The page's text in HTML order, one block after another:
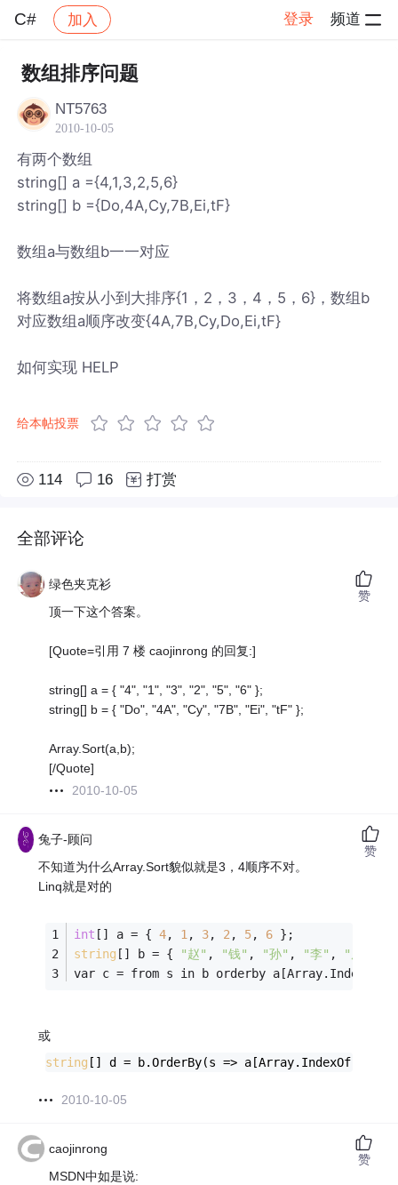
C# 加入 登录 频道
社区 C# 帖子详情
数组排序问题
NT5763
2010-10-05
有两个数组
string[] a ={4,1,3,2,5,6}
string[] b ={Do,4A,Cy,7B,Ei,tF}
数组a与数组b一一对应
将数组a按从小到大排序{1，2，3，4，5，6}，数组b
对应数组a顺序改变{4A,7B,Cy,Do,Ei,tF}
如何实现 HELP
给本帖投票
114 16 打赏
全部评论
绿色夹克衫
顶一下这个答案。
[Quote=引用 7 楼 caojinrong 的回复:]
string[] a = { "4", "1", "3", "2", "5", "6" };
string[] b = { "Do", "4A", "Cy", "7B", "Ei", "tF" };
Array.Sort(a,b);
[/Quote]
2010-10-05
赞
兔子-顾问
不知道为什么Array.Sort貌似就是3，4顺序不对。
Linq就是对的
int [] a = { 4, 1, 3, 2, 5, 6 };
string [] b = { "赵" , "钱" , "孙" , "李" , "周"
var c = from s in b orderby
或
string [] d = b.OrderBy(s => a[Array.IndexOf(b,
2010-10-05
赞
caojinrong
MSDN中如是说:
赞